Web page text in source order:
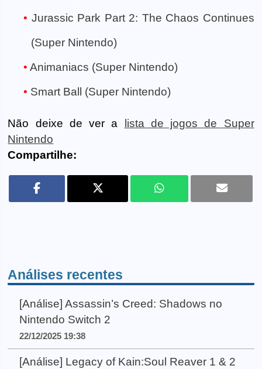
Jurassic Park Part 2: The Chaos Continues
(Super Nintendo)
Animaniacs (Super Nintendo)
Smart Ball (Super Nintendo)
Não deixe de ver a
lista de jogos de Super
Nintendo
Compartilhe:
Análises recentes
[Análise] Assassin’s Creed: Shadows no
Nintendo Switch 2
22/12/2025 19:38
[Análise] Legacy of Kain:Soul Reaver 1 & 2